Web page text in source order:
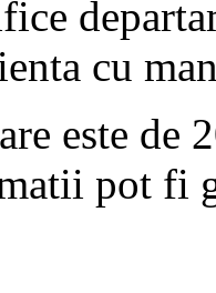
cu
este de
pot fi